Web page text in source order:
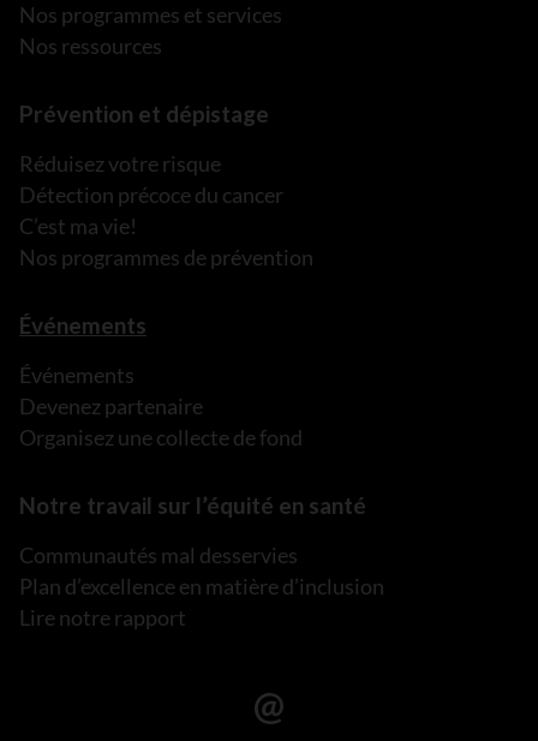
Nos programmes et services
Nos ressources
Prévention et dépistage
Réduisez votre risque
Détection précoce du cancer
C’est ma vie!
Nos programmes de prévention
Événements
Événements
Devenez partenaire
Organisez une collecte de fond
Notre travail sur l’équité en santé
Communautés mal desservies
Plan d’excellence en matière d’inclusion
Lire notre rapport